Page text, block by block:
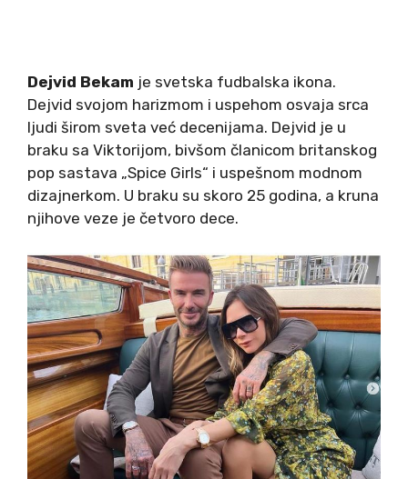
Dejvid Bekam je svetska fudbalska ikona.
Dejvid svojom harizmom i uspehom osvaja srca
ljudi širom sveta već decenijama. Dejvid je u
braku sa Viktorijom, bivšom članicom britanskog
pop sastava „Spice Girls“ i uspešnom modnom
dizajnerkom. U braku su skoro 25 godina, a kruna
njihove veze je četvoro dece.